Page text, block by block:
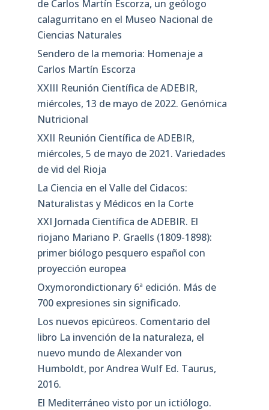
de Carlos Martín Escorza, un geólogo
calagurritano en el Museo Nacional de
Ciencias Naturales
Sendero de la memoria: Homenaje a
Carlos Martín Escorza
XXIII Reunión Científica de ADEBIR,
miércoles, 13 de mayo de 2022. Genómica
Nutricional
XXII Reunión Científica de ADEBIR,
miércoles, 5 de mayo de 2021. Variedades
de vid del Rioja
La Ciencia en el Valle del Cidacos:
Naturalistas y Médicos en la Corte
XXI Jornada Científica de ADEBIR. El
riojano Mariano P. Graells (1809-1898):
primer biólogo pesquero español con
proyección europea
Oxymorondictionary 6ª edición. Más de
700 expresiones sin significado.
Los nuevos epicúreos. Comentario del
libro La invención de la naturaleza, el
nuevo mundo de Alexander von
Humboldt, por Andrea Wulf Ed. Taurus,
2016.
El Mediterráneo visto por un ictiólogo.